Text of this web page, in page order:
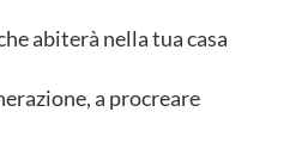
abiterà nella tua casa
a procreare